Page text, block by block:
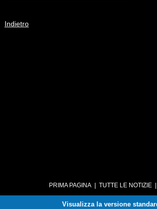
Indietro
PRIMA PAGINA| TUTTE LE NOTIZIE|
Visualizza la versione